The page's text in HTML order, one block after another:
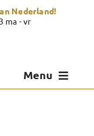
Nederland!
ma - vr
Menu